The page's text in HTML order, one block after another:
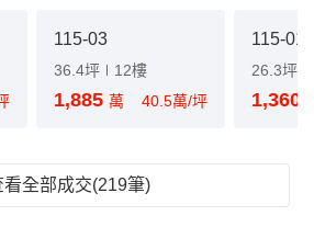
115-03
36.4坪 12樓
1,885 萬 40.5萬/坪
115-01
26.3坪
1,360
看全部成交(219筆)